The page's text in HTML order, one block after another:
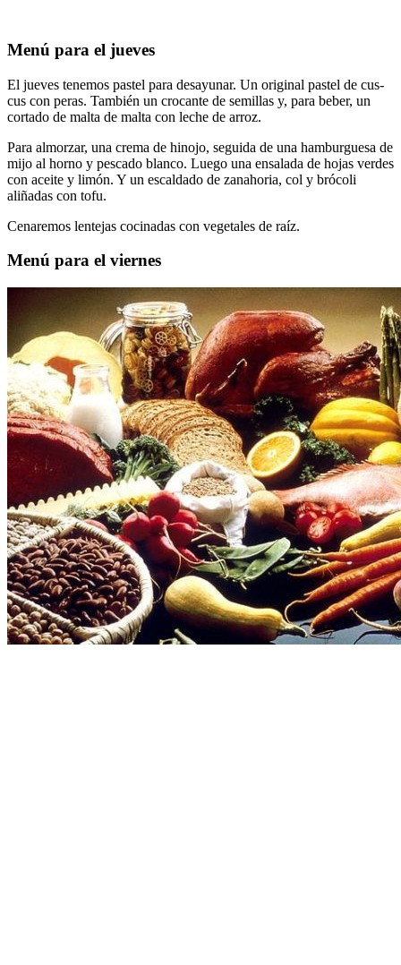
Menú para el jueves
El jueves tenemos pastel para desayunar. Un original pastel de cus-
cus con peras. También un crocante de semillas y, para beber, un
cortado de malta de malta con leche de arroz.
Para almorzar, una crema de hinojo, seguida de una hamburguesa de
mijo al horno y pescado blanco. Luego una ensalada de hojas verdes
con aceite y limón. Y un escaldado de zanahoria, col y brócoli
aliñadas con tofu.
Cenaremos lentejas cocinadas con vegetales de raíz.
Menú para el viernes